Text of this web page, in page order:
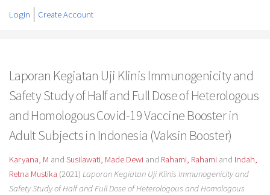
Login Create Account
Laporan Kegiatan Uji Klinis Immunogenicity and
Safety Study of Half and Full Dose of Heterologous
and Homologous Covid-19 Vaccine Booster in
Adult Subjects in Indonesia (Vaksin Booster)
Karyana, M and Susilawati, Made Dewiand Rahami, Rahamiand Indah,
Retna Mustika (2021) Laporan Kegiatan Uji Klinis Immunogenicity and
Safety Study of Half and Full Dose of Heterologous and Homologous